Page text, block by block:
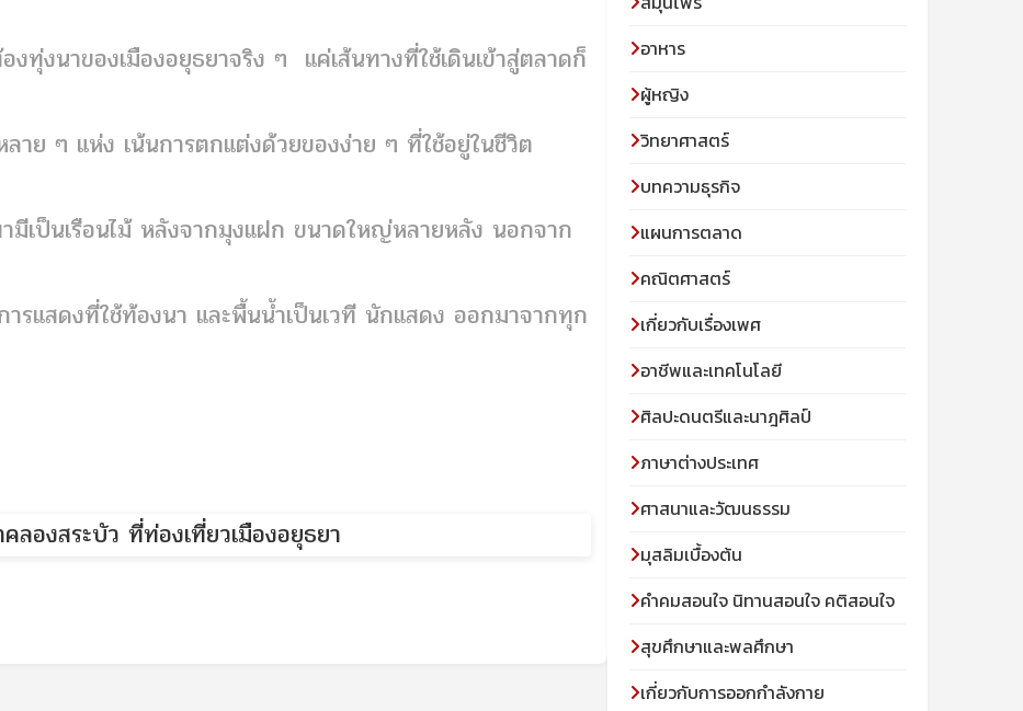
งทุ่งนาของเมืองอยุธยาจริง ๆ แค่เส้นทางที่ใช้เดินเข้าสู่ตลาดก็
ย ๆ แห่ง เน้นการตกแต่งด้วยของง่าย ๆ ที่ใช้อยู่ในชีวิต
เป็นเรือนไม้ หลังจากมุงแฝก ขนาดใหญ่หลายหลัง นอกจาก
รแสดงที่ใช้ท้องนา และพื้นน้ำเป็นเวที นักแสดง ออกมาจากทุก
อาหาร
ผู้หญิง
วิทยาศาสตร์
บทความธุรกิจ
แผนการตลาด
คณิตศาสตร์
เกี่ยวกับเรื่องเพศ
อาชีพและเทคโนโลยี
ศิลปะดนตรีและนาฎศิลป์
ภาษาต่างประเทศ
ศาสนาและวัฒนธรรม
มุสลิมเบื้องต้น
คําคมสอนใจ นิทานสอนใจ คติสอนใจ
สุขศึกษาและพลศึกษา
เกี่ยวกับการออกกำลังกาย